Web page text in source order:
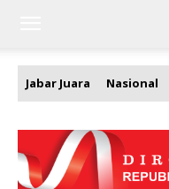
Jabar Juara Nasional